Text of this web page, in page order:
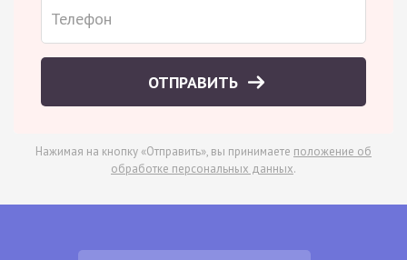
ОТПРАВИТЬ
Нажимая на кнопку «Отправить», вы принимаете положение об
обработке персональных данных.